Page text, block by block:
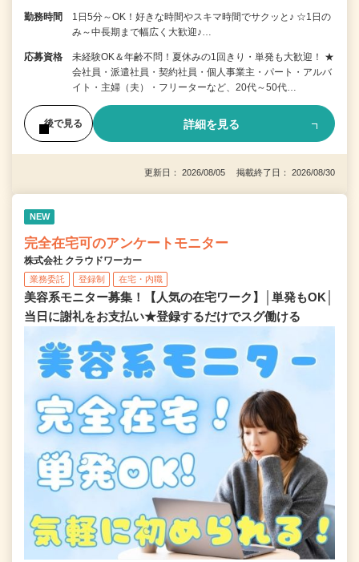
勤務時間
1日5分～OK！好きな時間やスキマ時間でサクッと♪ ☆1日の
み～中長期まで幅広く大歓迎♪…
応募資格
未経験OK＆年齢不問！夏休みの1回きり・単発も大歓迎！ ★
会社員・派遣社員・契約社員・個人事業主・パート・アルバ
イト・主婦（夫）・フリーターなど、20代～50代…
後で見る 詳細を見る
更新日： 2026/08/05 掲載終了日： 2026/08/30
NEW
完全在宅可のアンケートモニター
株式会社 クラウドワーカー
業務委託 登録制 在宅・内職
美容系モニター募集！【人気の在宅ワーク】│単発もOK│
当日に謝礼をお支払い★登録するだけでスグ働ける